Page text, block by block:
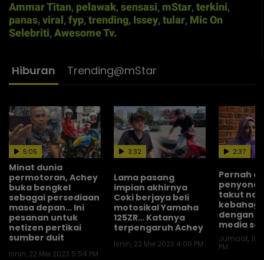
Ammar Titan, pelawak,sensasi, mStar,terkini,
panas,viral,fyp,trending, Issey,tular, Mic On
Selebriti,Awesome Tv.
Hiburan Trending@mStar
Minat dunia
permotoran, Achey
buka bengkel
sebagai persediaan
masa depan… Ini
pesanan untuk
netizen pertikai
sumber duit
Isnin, 22 Mei 2023 5:54 PM
5:05
Lama pasang
impian akhirnya
Coki berjaya beli
motosikal Yamaha
125ZR… Katanya
terpengaruh Achey
Isnin, 22 Mei 2023 4:00 PM
3:32
Pernah
takut
dengan
media
Jumaat, 19
PM
2:37